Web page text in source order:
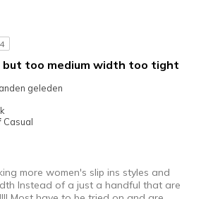
Feels true to width
4
but too medium width too tight
geleden
Casual
more women's slip ins styles and
Instead of a just a handful that are